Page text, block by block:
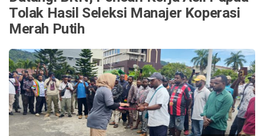
Tolak Hasil Seleksi Manajer Koperasi
Merah Putih